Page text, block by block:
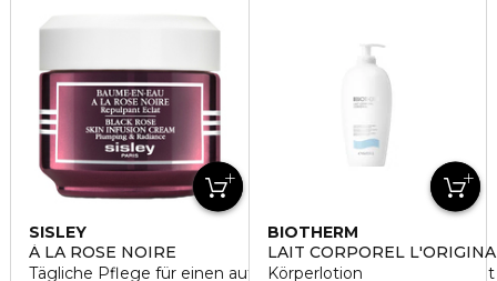
SISLEY
À LA ROSE NOIRE
Tägliche Pflege für einen aufgepolsterten, strahlenden Teint
BIOTHERM
LAIT CORPOREL
Körperlotion